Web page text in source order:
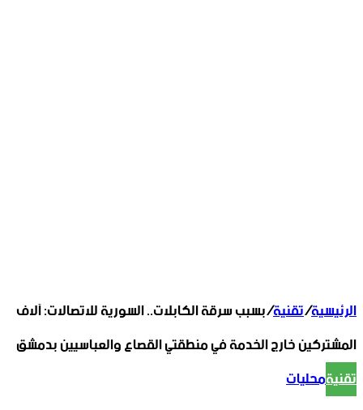
الرئيسية/تقنية/بسبب سرقة الكابلات.. السورية للاتصالات: آلاف
المشتركين خارج الخدمة في منطقتي القصاع والعباسيين بدمشق
تقنيةمحليات